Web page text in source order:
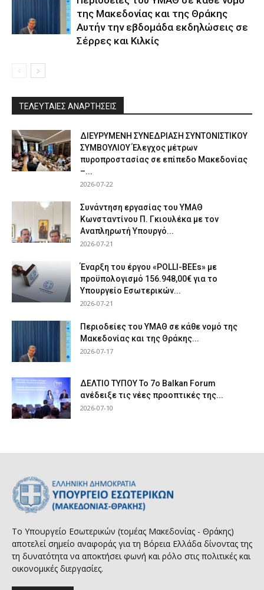
της Μακεδονίας και της Θράκης
Αυτήν την εβδομάδα εκδηλώσεις σε
Σέρρες και Κιλκίς
ΤΕΛΕΥΤΑΙΕΣ ΑΝΑΡΤΗΣΕΙΣ
ΔΙΕΥΡΥΜΕΝΗ ΣΥΝΕΔΡΙΑΣΗ ΣΥΝΤΟΝΙΣΤΙΚΟΥ
ΣΥΜΒΟΥΛΙΟΥ Έλεγχος μέτρων
πυροπροστασίας σε επίπεδο Μακεδονίας
–...
2026-07-22
Συνάντηση εργασίας του ΥΜΑΘ
Κωνσταντίνου Π. Γκιουλέκα με τον
Αναπληρωτή Υπουργό...
2026-07-21
Έναρξη του έργου «POLLI-BEEs» με
προϋπολογισμό 156.948,00€ για το
Υπουργείο Εσωτερικών...
2026-07-21
Περιοδείες του ΥΜΑΘ σε κάθε νομό της
Μακεδονίας και της Θράκης...
2026-07-17
ΔΕΛΤΙΟ ΤΥΠΟΥ Το 7ο Balkan Forum
ανέδειξε τις νέες προοπτικές της...
2026-07-10
Το Υπουργείο Εσωτερικών (τομέας Μακεδονίας - Θράκης)
αποτελεί σημείο αναφοράς για τη Βόρεια Ελλάδα δίνοντας της
τη δυνατότητα να αποκτήσει φωνή και ρόλο στις πολιτικές και
οικονομικές διεργασίες.